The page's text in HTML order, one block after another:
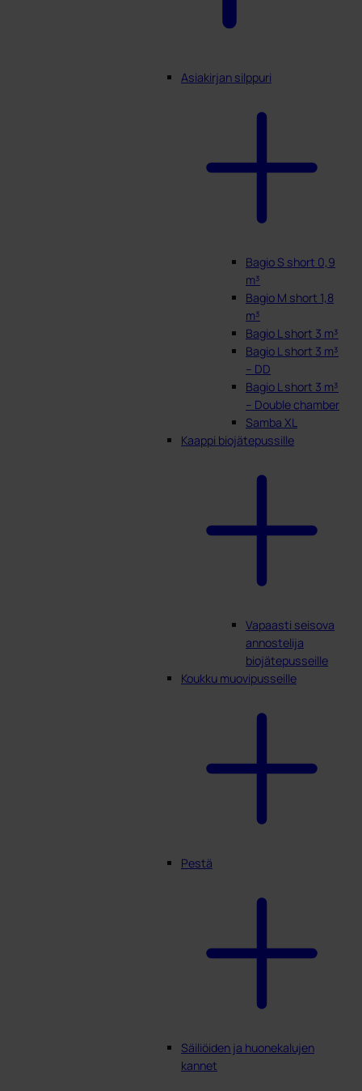
Asiakirjan silppuri
Bagio S short 0,9
m³
Bagio M short 1,8
m³
Bagio L short 3 m³
Bagio L short 3 m³
– DD
Bagio L short 3 m³
– Double chamber
Samba XL
Kaappi biojätepussille
Vapaasti seisova
annostelija
biojätepusseille
Koukku muovipusseille
Pestä
Säiliöiden ja huonekalujen
kannet